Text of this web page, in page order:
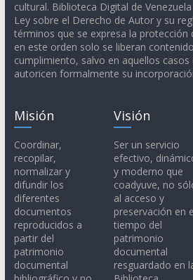
cultural. Biblioteca Digital de
Ley sobre el Derecho de Autor y su
términos que se expresa la protección
en este orden solo se liberan
cumplimiento, salvo en aquellos casos
autoricen formalmente su
Misión
Coordinar,
recopilar,
normalizar y
difundir los
diferentes
documentos
reproducidos a
partir del
patrimonio
documental
Visión
Ser un servicio
efectivo,
y moderno que
coadyuve, no
al acceso y
preservación en
tiempo del
patrimonio
documental
resguardado en